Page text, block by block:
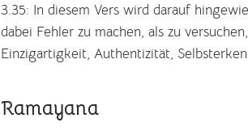
3.35: In diesem Vers wird darauf
dabei Fehler zu machen, als zu
Einzigartigkeit, Authentizität,
Ramayana